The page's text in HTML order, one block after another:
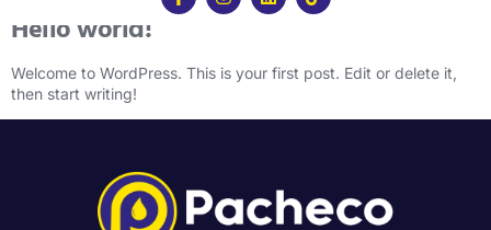
Hello world!
Welcome to WordPress. This is your first post. Edit or delete it,
then start writing!